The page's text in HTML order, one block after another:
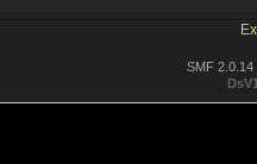
SMF 2.0.14